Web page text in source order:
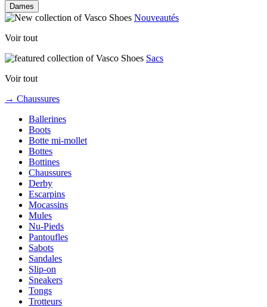
Dames
Nouveautés
Voir tout
Sacs
Voir tout
→ Chaussures
Ballerines
Boots
Botte mi-mollet
Bottes
Bottines
Chaussures
Derby
Escarpins
Mocassins
Mules
Nu-Pieds
Pantoufles
Sabots
Sandales
Slip-on
Sneakers
Tongs
Trotteurs